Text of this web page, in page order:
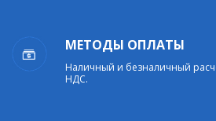
МЕТОДЫ ОПЛАТЫ
Наличный и безналичный
НДС.